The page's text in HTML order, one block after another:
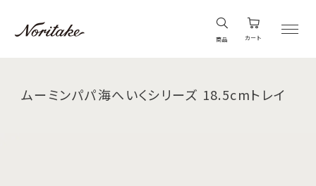
商品 カート
ムーミンパパ海へいくシリーズ 18.5cmトレイ